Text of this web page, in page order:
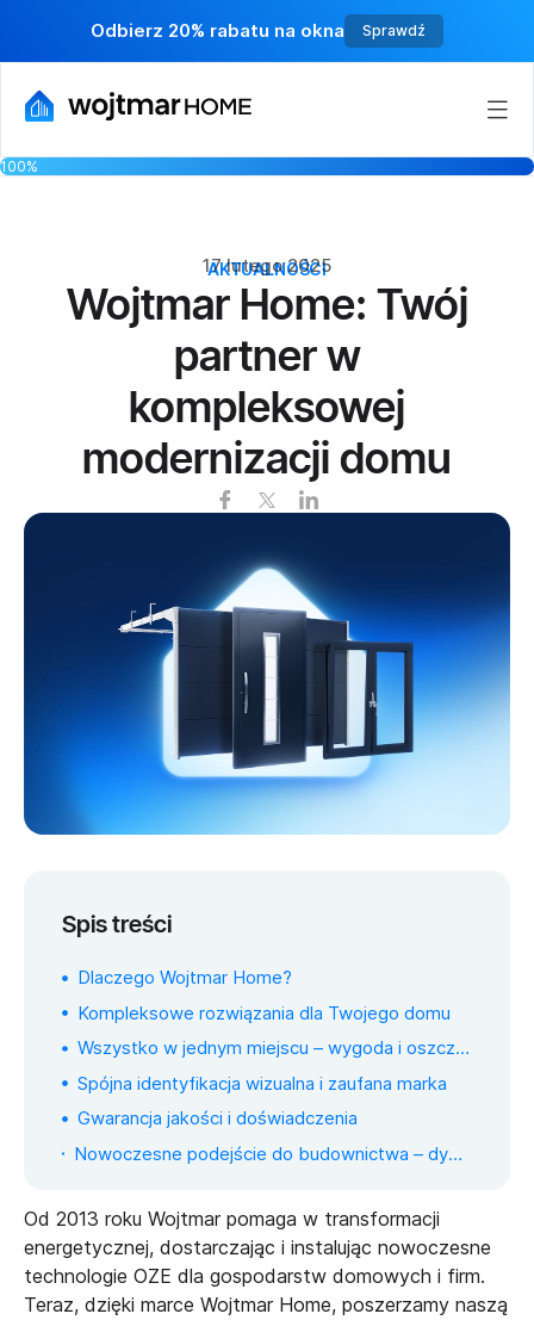
Odbierz 20% rabatu na okna Sprawdź
100%
AKTUALNOŚCI
17 lutego 2025
Wojtmar Home: Twój
partner w
kompleksowej
modernizacji domu
Spis treści
Dlaczego Wojtmar Home?
Kompleksowe rozwiązania dla Twojego domu
Wszystko w jednym miejscu – wygoda i oszczędność
Spójna identyfikacja wizualna i zaufana marka
Gwarancja jakości i doświadczenia
Nowoczesne podejście do budownictwa – dynamiczny rozwój i dostosowanie do potrzeb klientów
Od 2013 roku Wojtmar pomaga w transformacji
energetycznej, dostarczając i instalując nowoczesne
technologie OZE dla gospodarstw domowych i firm.
Teraz, dzięki marce Wojtmar Home, poszerzamy naszą